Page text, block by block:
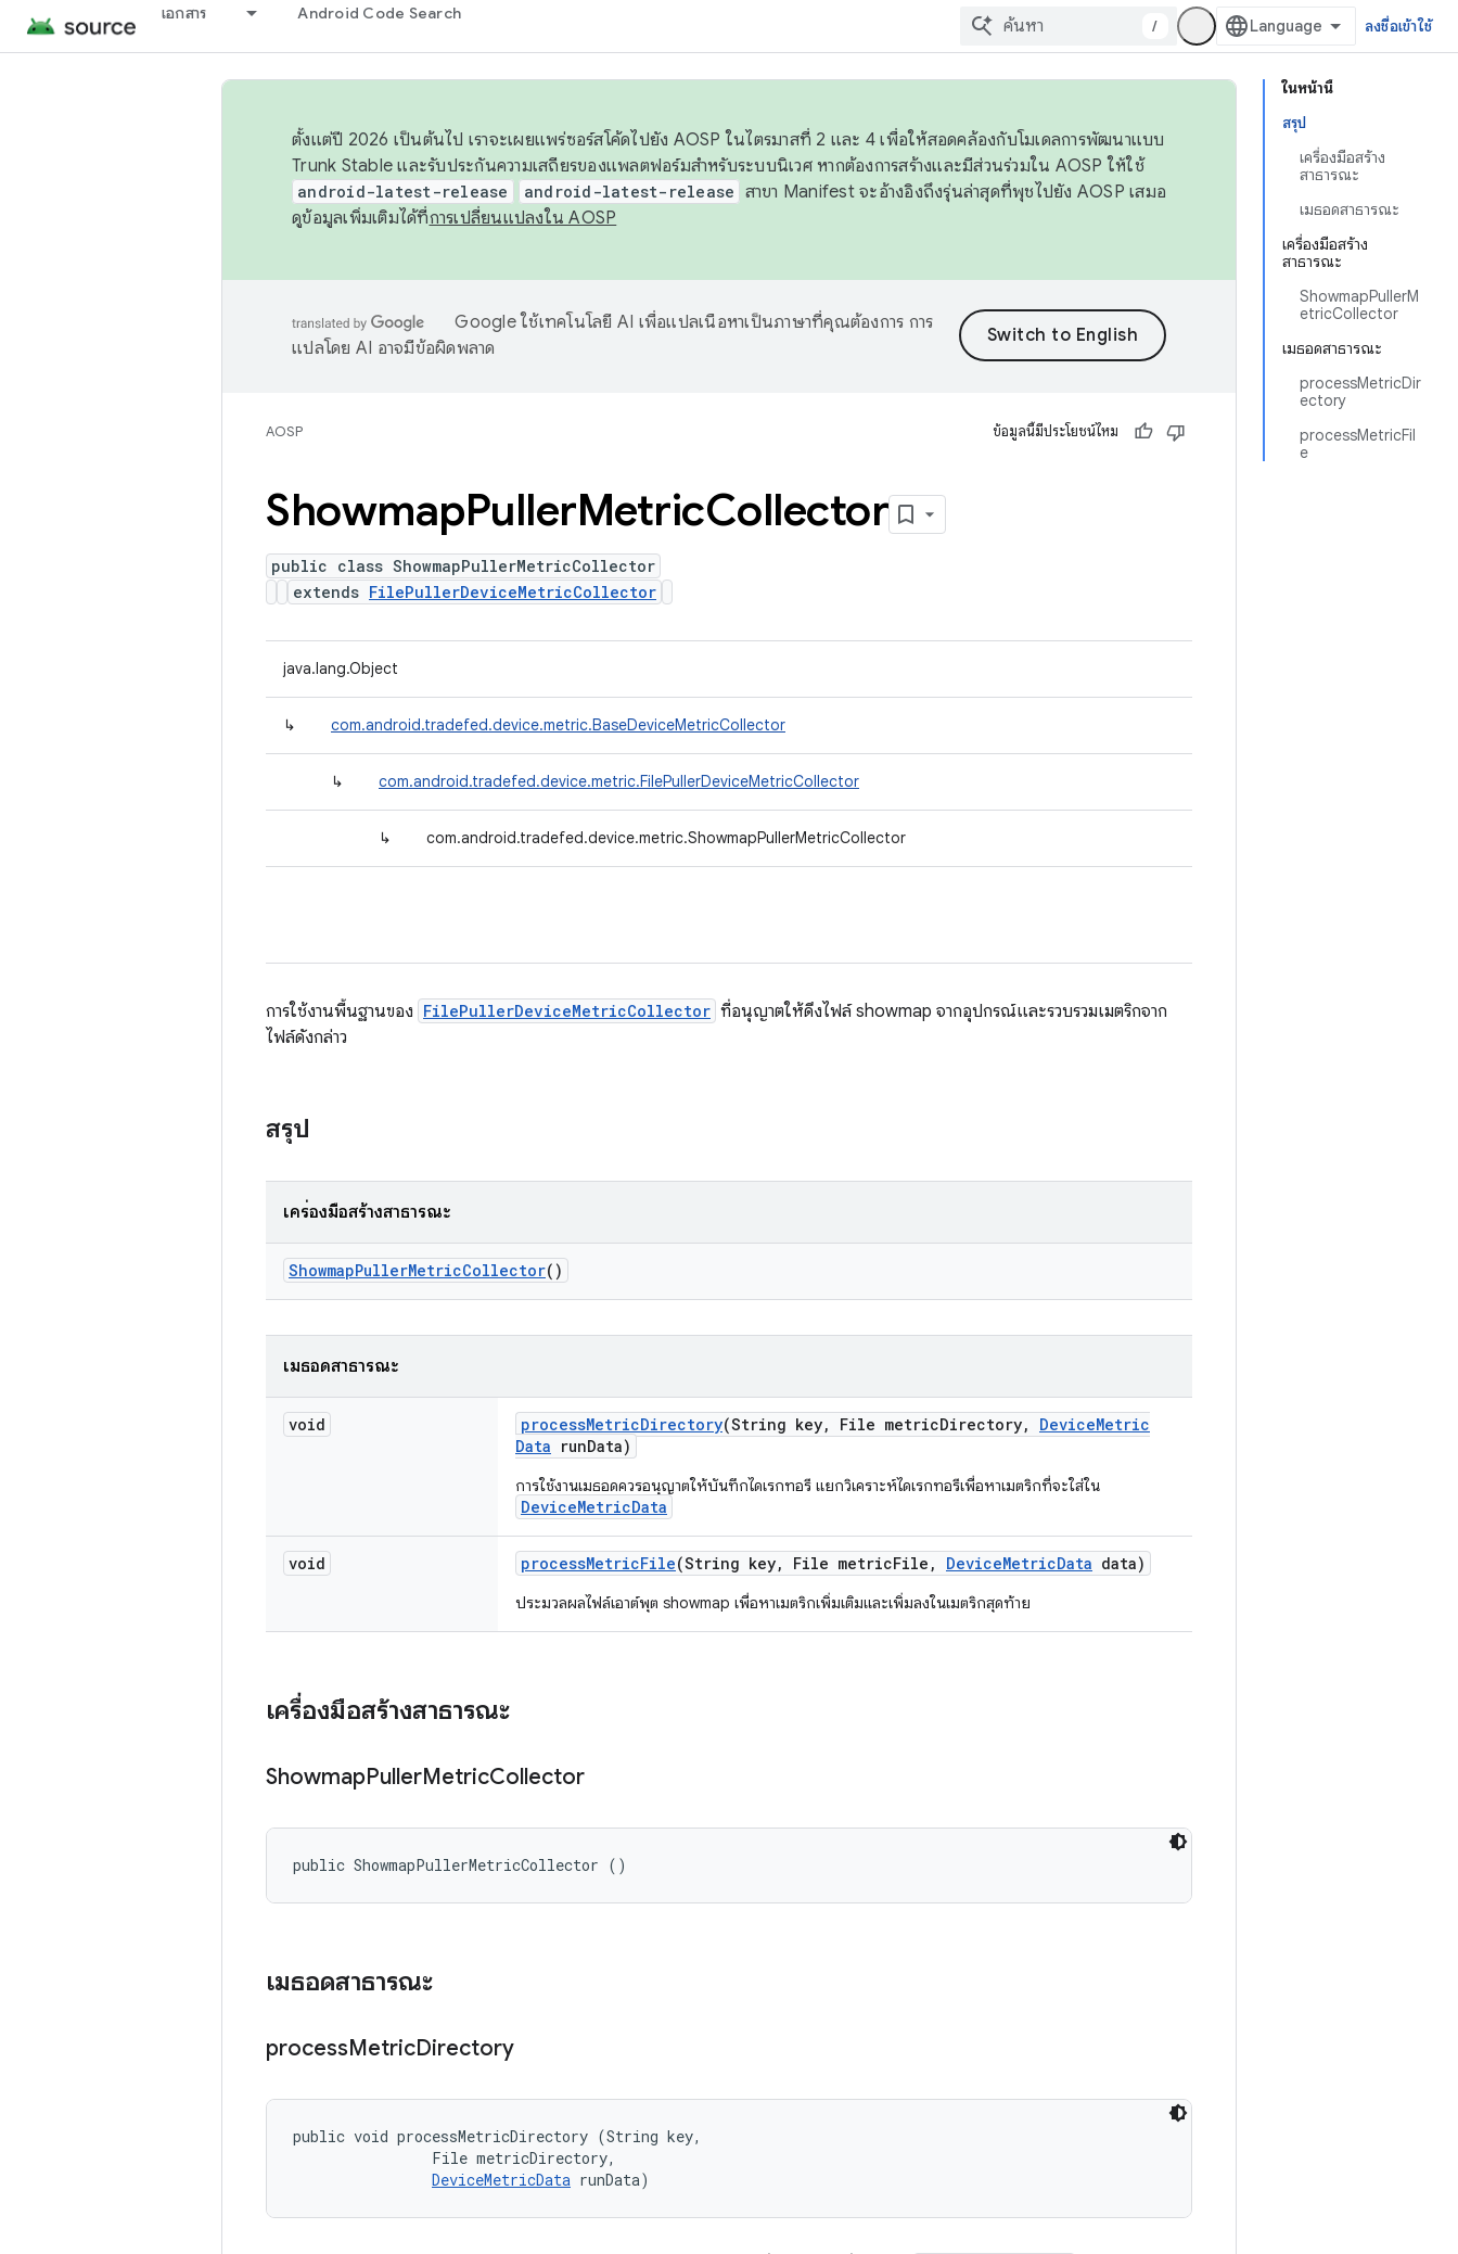
เอกสาร Android Code Search
/ ลงชื่อเข้าใช้
ในหน้านี้
สรุป
เครื่องมือสร้าง
สาธารณะ
เมธอดสาธารณะ
เครื่องมือสร้าง
สาธารณะ
ShowmapPullerM
etricCollector
เมธอดสาธารณะ
processMetricDir
ectory
processMetricFil
e
ตั้งแต่ปี 2026 เป็นต้นไป เราจะเผยแพร่ซอร์สโค้ดไปยัง AOSP ในไตรมาสที่ 2 และ 4 เพื่อให้สอดคล้องกับโมเดลการพัฒนาแบบ
Trunk Stable และรับประกันความเสถียรของแพลตฟอร์มสำหรับระบบนิเวศ หากต้องการสร้างและมีส่วนร่วมใน AOSP ให้ใช้
android-latest-release android-latest-release สาขา Manifest จะอ้างอิงถึงรุ่นล่าสุดที่พุชไปยัง AOSP เสมอ
ดูข้อมูลเพิ่มเติมได้ที่การเปลี่ยนแปลงใน AOSP
Google ใช้เทคโนโลยี AI เพื่อแปลเนื้อหาเป็นภาษาที่คุณต้องการ การ
แปลโดย AI อาจมีข้อผิดพลาด
AOSP ข้อมูลนี้มีประโยชน์ไหม
ShowmapPullerMetricCollector
public class ShowmapPullerMetricCollector
extends FilePullerDeviceMetricCollector
java.lang.Object
↳ com.android.tradefed.device.metric.BaseDeviceMetricCollector
↳ com.android.tradefed.device.metric.FilePullerDeviceMetricCollector
↳ com.android.tradefed.device.metric.ShowmapPullerMetricCollector
การใช้งานพื้นฐานของ FilePullerDeviceMetricCollector ที่อนุญาตให้ดึงไฟล์ showmap จากอุปกรณ์และรวบรวมเมตริกจาก
ไฟล์ดังกล่าว
สรุป
เครื่องมือสร้างสาธารณะ
ShowmapPullerMetricCollector()
เมธอดสาธารณะ
void processMetricDirectory(String key, File metricDirectory, DeviceMetric
Data runData)
การใช้งานเมธอดควรอนุญาตให้บันทึกไดเรกทอรี แยกวิเคราะห์ไดเรกทอรีเพื่อหาเมตริกที่จะใส่ใน
DeviceMetricData
void processMetricFile(String key, File metricFile , DeviceMetricData data)
ประมวลผลไฟล์เอาต์พุต showmap เพื่อหาเมตริกเพิ่มเติมและเพิ่มลงในเมตริกสุดท้าย
เครื่องมือสร้างสาธารณะ
ShowmapPullerMetricCollector
public ShowmapPullerMetricCollector ()
เมธอดสาธารณะ
processMetricDirectory
public void processMetricDirectory (String key,
                File metricDirectory,
DeviceMetricData runData)